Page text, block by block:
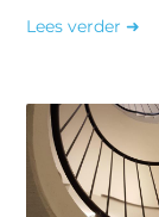
Lees verder ➜